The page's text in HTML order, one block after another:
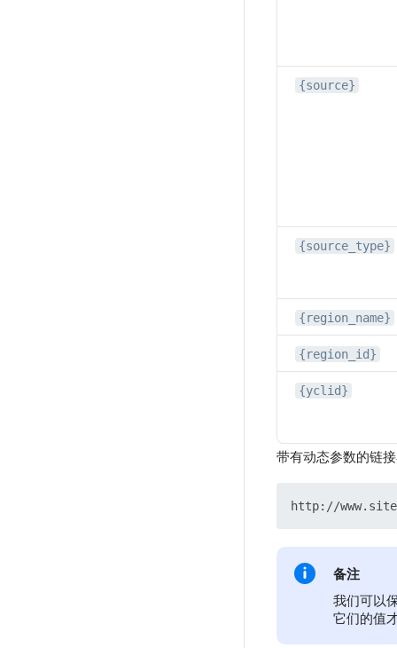
{source}
{source_type}
{region_name}
{region_id}
{yclid}
带有动态参数的链
备注
我们可以
它们的值